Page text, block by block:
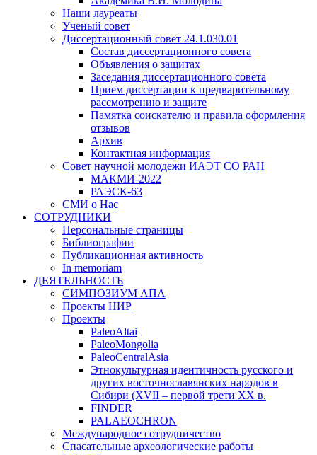
Наши лауреаты
Ученый совет
Диссертационный совет 24.1.030.01
Состав диссертационного совета
Объявления о защитах
Заседания диссертационного совета
Прием диссертации к предварительному
рассмотрению и защите
Памятка соискателю и правила оформления
отзывов
Архив
Контактная информация
Совет научной молодежи ИАЭТ СО РАН
МАКМИ-2022
РАЭСК-63
СМИ о Нас
СОТРУДНИКИ
Персональные страницы
Библиографии
Публикационная активность
In memoriam
ДЕЯТЕЛЬНОСТЬ
СИМПОЗИУМ АПА
Проекты НИР
Проекты
PaleoAltai
PaleoMongolia
PaleoCentralAsia
Этнокультурная идентичность русского и
других восточнославянских народов в
Сибири (XVII – первой трети ХХ в.
FINDER
PALAEOCHRON
Международное сотрудничество
Спасательные археологические работы